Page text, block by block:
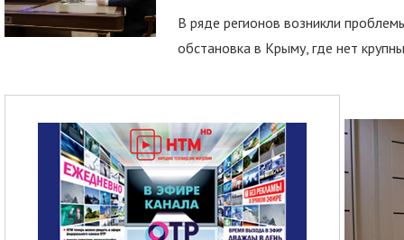
В ряде регионов возникли
обстановка в Крыму, где нет